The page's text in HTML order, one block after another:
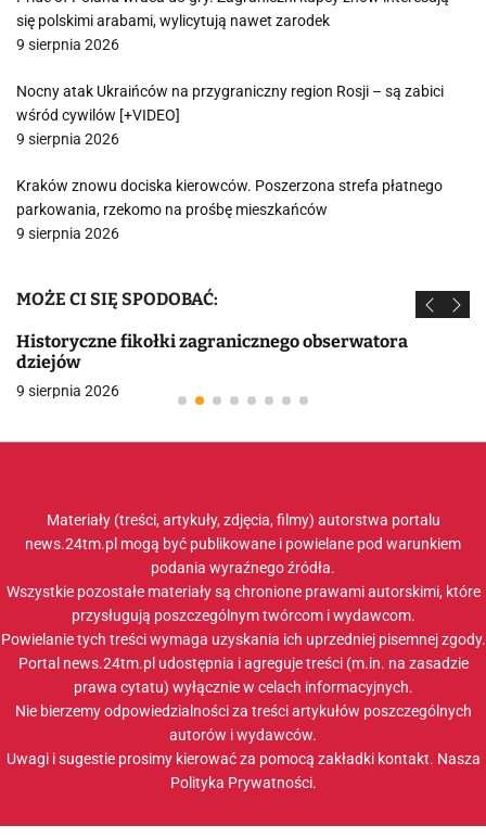
się polskimi arabami, wylicytują nawet zarodek
9 sierpnia 2026
Nocny atak Ukraińców na przygraniczny region Rosji – są zabici
wśród cywilów [+VIDEO]
9 sierpnia 2026
Kraków znowu dociska kierowców. Poszerzona strefa płatnego
parkowania, rzekomo na prośbę mieszkańców
9 sierpnia 2026
MOŻE CI SIĘ SPODOBAĆ:
Historyczne fikołki zagranicznego obserwatora
dziejów
9 sierpnia 2026
Materiały (treści, artykuły, zdjęcia, filmy) autorstwa portalu
news.24tm.pl mogą być publikowane i powielane pod warunkiem
podania wyraźnego źródła.
Wszystkie pozostałe materiały są chronione prawami autorskimi, które
przysługują poszczególnym twórcom i wydawcom.
Powielanie tych treści wymaga uzyskania ich uprzedniej pisemnej zgody.
Portal news.24tm.pl udostępnia i agreguje treści (m.in. na zasadzie
prawa cytatu) wyłącznie w celach informacyjnych.
Nie bierzemy odpowiedzialności za treści artykułów poszczególnych
autorów i wydawców.
Uwagi i sugestie prosimy kierować za pomocą zakładki kontakt. Nasza
Polityka Prywatności.